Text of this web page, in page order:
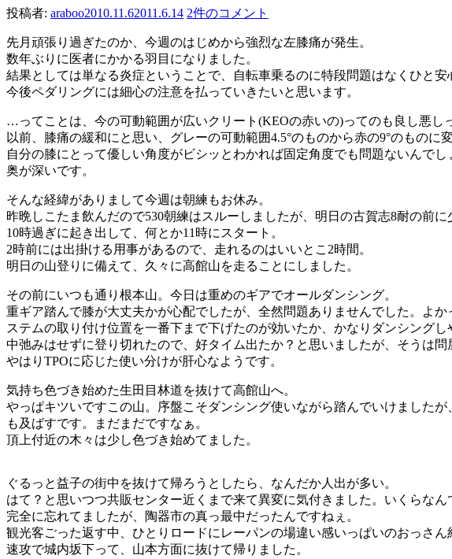
投稿者: araboo2010.11.62011.6.14 2件のコメント
先月頑張り過ぎたのか、今週のはじめから強烈な左膝痛が発生。
数年ぶりに医者にかかる羽目になりました。
結果としては単なる炎症ということで、自転車乗るのに特段問題はなくひと
今後ペダリングには細心の注意を払っていきたいと思います。
…ってことは、今の可動範囲が広いクリート(KEOの赤いの)ってのも良し悪し
以前、膝痛の緩和にと思い、グレーの可動範囲4.5°のものから赤の9°のもの
自分の膝にとって優しい角度がビシッとわかれば固定角度でも問題ないんでし
奥が深いです。
そんな経緯がありまして今週は朝練もお休み。
昨晩しこたま飲んだので530朝練はスルーしましたが、明日の古賀志8耐の前に
10時過ぎに起き出して、何とか11時にスタート。
2時前には出掛ける用事があるので、走れるのはいいとこ2時間。
明日の山登りに備えて、久々に高館山を走ることにしました。
その前にいつも通り根本山。今日は重めのギアでオールダンシング。
重ギア踏んで膝が大丈夫かが心配でしたが、全然問題ありませんでした。よか
ステムの取り付け位置を一番下まで下げたのが効いたか、かなりダンシングし
中弛みはせずに登り切れたので、好タイム出たか？と思いましたが、そうは問
やはりTPOに応じた使い分けが肝心なようです。
気持ち色づき始めた生田目林道を抜けて高館山へ。
やっぱキツいですこの山。序盤こそダンシング使いながら踏んでいけました
も及ばすです。まだまだですなぁ。
頂上付近の木々は少し色づき始めてました。
ぐるっと益子の街中を抜けて帰ろうとしたら、なんだか人出が多い。
はて？と思いつつ共販センター近くまで来て異変に気付きました。いくらなん
完全に忘れてましたが、陶器市の真っ最中だったんですねぇ。
観光客ごった返す中、ひとりロードにレーパンの場違い感いっぱいのおっさん
速攻で城内坂下って、山本方面に抜けて帰りました。